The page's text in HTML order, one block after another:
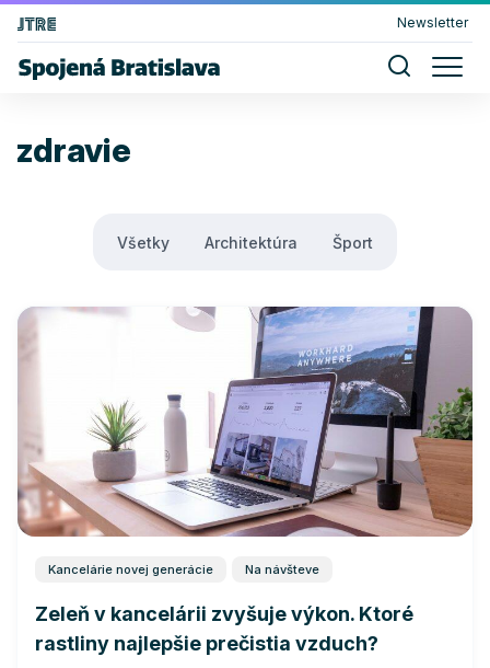
Newsletter
zdravie
Všetky Architektúra Šport
Kancelárie novej generácie Na návšteve
Zeleň v kancelárii zvyšuje výkon. Ktoré
rastliny najlepšie prečistia vzduch?